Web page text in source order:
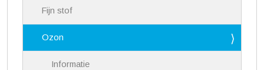
i
Fijn stof
Ozon
Informatie